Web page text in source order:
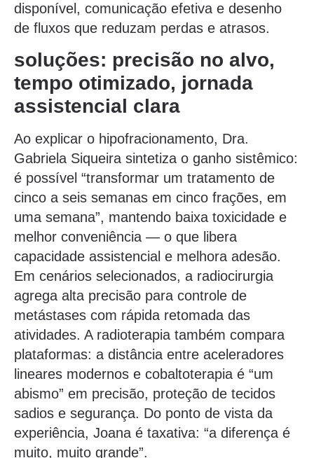
disponível, comunicação efetiva e desenho
de fluxos que reduzam perdas e atrasos.
soluções: precisão no alvo,
tempo otimizado, jornada
assistencial clara
Ao explicar o hipofracionamento, Dra.
Gabriela Siqueira sintetiza o ganho sistêmico:
é possível “transformar um tratamento de
cinco a seis semanas em cinco frações, em
uma semana”, mantendo baixa toxicidade e
melhor conveniência — o que libera
capacidade assistencial e melhora adesão.
Em cenários selecionados, a radiocirurgia
agrega alta precisão para controle de
metástases com rápida retomada das
atividades. A radioterapia também compara
plataformas: a distância entre aceleradores
lineares modernos e cobaltoterapia é “um
abismo” em precisão, proteção de tecidos
sadios e segurança. Do ponto de vista da
experiência, Joana é taxativa: “a diferença é
muito, muito grande”.